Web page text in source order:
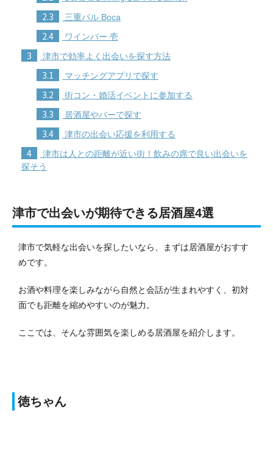
2.3 三重バル Boca
2.4 ワインバー 壱
3 津市で効率よく出会いを探す方法
3.1 マッチングアプリで探す
3.2 街コン・婚活イベントに参加する
3.3 居酒屋やバーで探す
3.4 津市の出会い応援を利用する
4
津市は人との距離が近い街！飲みの席で良い出会いを
探そう
津市で出会いが期待できる居酒屋4選
津市で気軽な出会いを探したいなら、まずは居酒屋がおすす
めです。
お酒や料理を楽しみながら自然と会話が生まれやすく、初対
面でも距離を縮めやすいのが魅力。
ここでは、そんな雰囲気を楽しめる居酒屋を紹介します。
徳ちゃん